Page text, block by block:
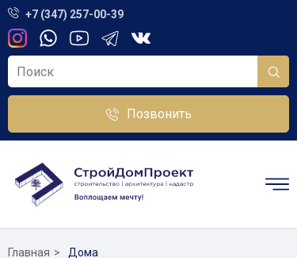
+7 (347) 257-00-39
Позвонить
Главная Дома